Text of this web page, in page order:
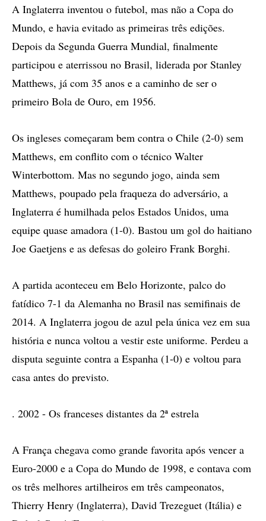
A Inglaterra inventou o futebol, mas não a Copa do
Mundo, e havia evitado as primeiras três edições.
Depois da Segunda Guerra Mundial, finalmente
participou e aterrissou no Brasil, liderada por Stanley
Matthews, já com 35 anos e a caminho de ser o
primeiro Bola de Ouro, em 1956.
Os ingleses começaram bem contra o Chile (2-0) sem
Matthews, em conflito com o técnico Walter
Winterbottom. Mas no segundo jogo, ainda sem
Matthews, poupado pela fraqueza do adversário, a
Inglaterra é humilhada pelos Estados Unidos, uma
equipe quase amadora (1-0). Bastou um gol do haitiano
Joe Gaetjens e as defesas do goleiro Frank Borghi.
A partida aconteceu em Belo Horizonte, palco do
fatídico 7-1 da Alemanha no Brasil nas semifinais de
2014. A Inglaterra jogou de azul pela única vez em sua
história e nunca voltou a vestir este uniforme. Perdeu a
disputa seguinte contra a Espanha (1-0) e voltou para
casa antes do previsto.
. 2002 - Os franceses distantes da 2ª estrela
A França chegava como grande favorita após vencer a
Euro-2000 e a Copa do Mundo de 1998, e contava com
os três melhores artilheiros em três campeonatos,
Thierry Henry (Inglaterra), David Trezeguet (Itália) e